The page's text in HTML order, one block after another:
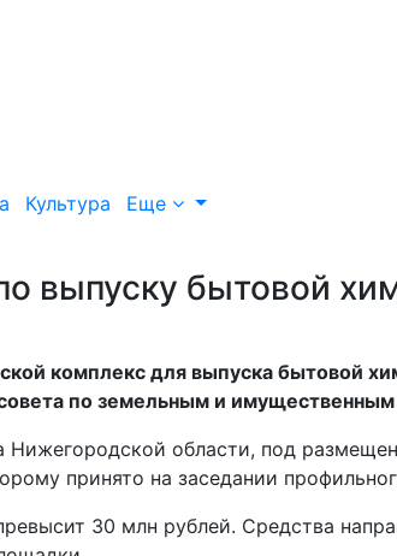
Культура Еще
выпуску бытовой
комплекс для выпуска бытовой
по земельным и
Нижегородской области, под
принято на заседании
30 млн рублей. Средства